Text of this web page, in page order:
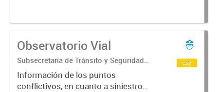
Observatorio Vial
Subsecretaría de Tránsito y Seguridad
Vial. Dirección General de Seguridad
Vial.
Información de los puntos
conflictivos, en cuanto a siniestros
csv